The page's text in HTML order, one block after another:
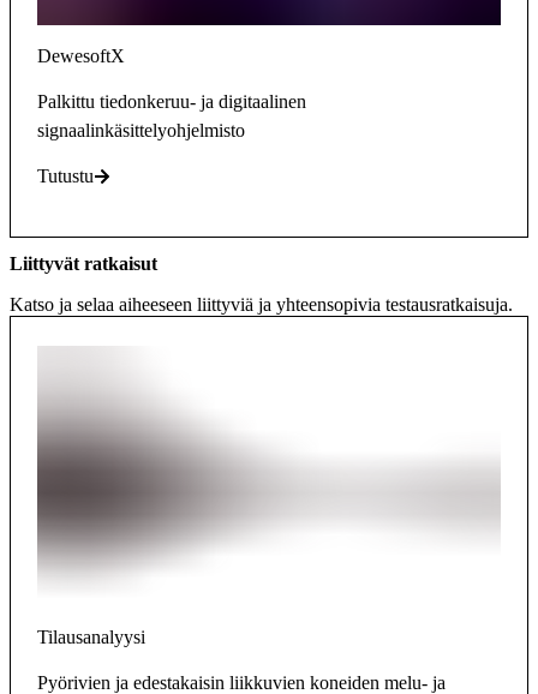
DewesoftX
Palkittu tiedonkeruu- ja digitaalinen
signaalinkäsittelyohjelmisto
Tutustu
Liittyvät ratkaisut
Katso ja selaa aiheeseen liittyviä ja yhteensopivia testausratkaisuja.
Tilausanalyysi
Pyörivien ja edestakaisin liikkuvien koneiden melu- ja